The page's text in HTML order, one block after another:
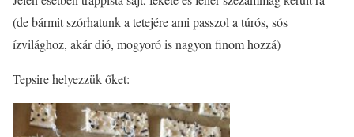
(de bármit szórhatunk a tetejére ami passzol a túrós, sós
ízvilághoz, akár dió, mogyoró is nagyon finom hozzá)
Tepsire helyezzük őket: